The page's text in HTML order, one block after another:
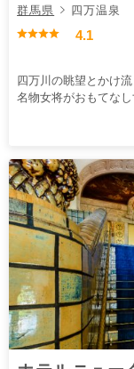
群馬県 四万温泉
4.1
四万川の眺望とかけ
名物女将がおもてな